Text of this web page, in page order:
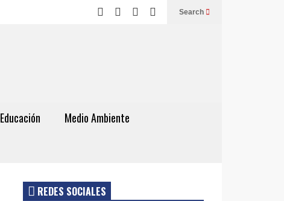
Search
Educación
Medio Ambiente
REDES SOCIALES